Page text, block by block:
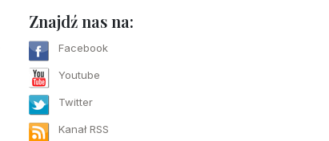
Znajdź nas na:
Facebook
Youtube
Twitter
Kanał RSS